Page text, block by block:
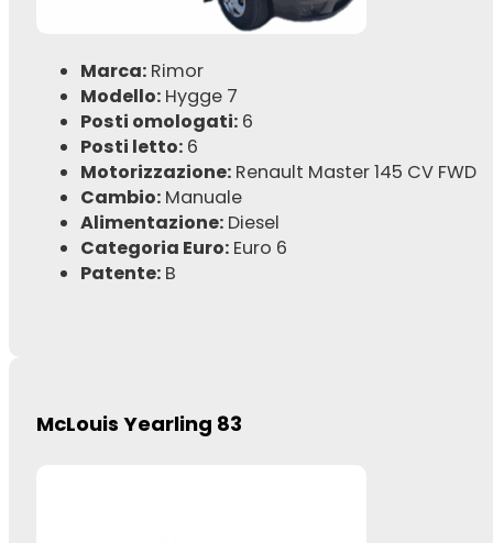
Marca: Rimor
Modello: Hygge 7
Posti omologati: 6
Posti letto: 6
Motorizzazione: Renault Master 145 CV FWD
Cambio: Manuale
Alimentazione: Diesel
Categoria Euro: Euro 6
Patente: B
McLouis Yearling 83